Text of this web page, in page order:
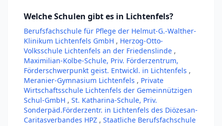
Welche Schulen gibt es in Lichtenfels?
Berufsfachschule für Pflege der Helmut-G.-Walther-
Klinikum Lichtenfels GmbH , Herzog-Otto-
Volksschule Lichtenfels an der Friedenslinde ,
Maximilian-Kolbe-Schule, Priv. Förderzentrum,
Förderschwerpunkt geist. Entwickl. in Lichtenfels ,
Meranier-Gymnasium Lichtenfels , Private
Wirtschaftsschule Lichtenfels der Gemeinnützigen
Schul-GmbH , St. Katharina-Schule, Priv.
Sonderpäd.Förderzentr. in Lichtenfels des Diözesan-
Caritasverbandes HPZ , Staatliche Berufsfachschule